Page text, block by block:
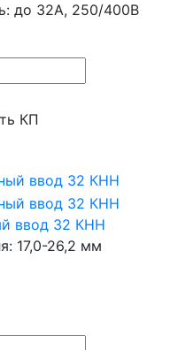
до 32А, 250/400В
КП
ввод 32 КНН
17,0-26,2 мм